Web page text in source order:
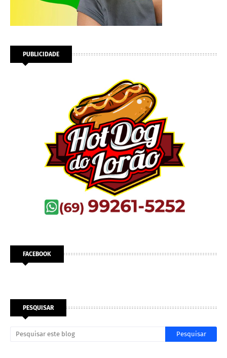
PUBLICIDADE
FACEBOOK
PESQUISAR